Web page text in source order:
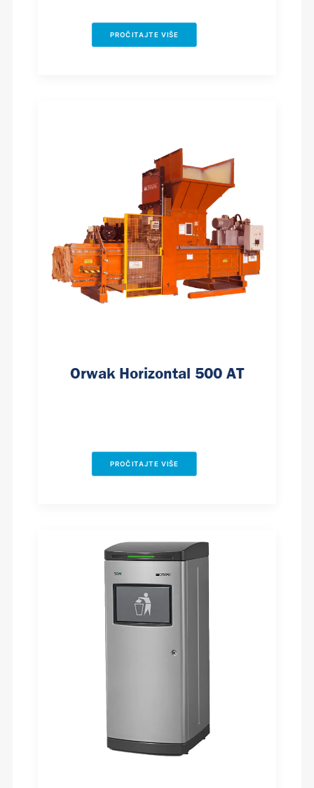
PROČITAJTE VIŠE
Orwak Horizontal 500 AT
PROČITAJTE VIŠE